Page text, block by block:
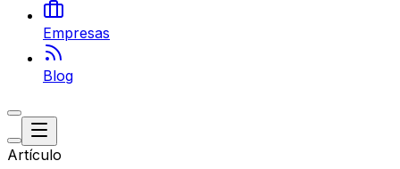
Empresas
Blog
Artículo